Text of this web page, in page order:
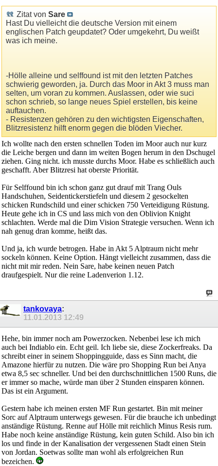
Zitat von Sare
Hast Du vielleicht die deutsche Version mit einem
englischen Patch geupdatet? Oder umgekehrt, Du weißt
was ich meine.
-Hölle alleine und selffound ist mit den letzten Patches
schwierig geworden, ja. Durch das Moor in Akt 3 muss man
selten, um voran zu kommen. Auslassen, oder wie suci
schon schrieb, so lange neues Spiel erstellen, bis keine
auftauchen.
- Resistenzen gehören zu den wichtigsten Eigenschaften,
Blitzresistenz hilft enorm gegen die blöden Viecher.
Ich wollte nach den ersten schnellen Toden im Moor auch nur kurz
die Leiche bergen und dann im weiten Bogen herum in den Dschugel
ziehen. Ging nicht. ich musste durchs Moor. Habe es schließlich auch
geschafft. Aber Blitzresi hat oberste Priorität.
Für Selffound bin ich schon ganz gut drauf mit Trang Ouls
Handschuhen, Seidentickerstiefeln und diesem 2 gesockelten
schicken Rundschild und einer schicken 750 Verteidigung Rüstung.
Heute gehe ich in CS und lass mich von den Oblivion Knight
schlachten. Werde mal die Dim Vision Strategie versuchen. Wenn ich
nah genug dran komme, heißt das.
Und ja, ich wurde betrogen. Habe in Akt 5 Alptraum nicht mehr
sockeln können. Keine Option. Hängt vielleicht zusammen, dass die
nicht mit mir reden. Nein Sare, habe keinen neuen Patch
draufgespielt. Nur die reine Ladenverion 1.12.
tankovaya:
11.01.2013 12:49
Hehe, bin immer noch am Powerzocken. Nebenbei lese ich mich
auch bei Indiablo ein. Echt geil. Ich liebe sie, diese Zockerfreaks. Da
schreibt einer in seinem Shoppingguide, dass es Sinn macht, die
Amazone hierfür zu nutzen. Die wäre pro Shopping Run bei Anya
etwa 8,5 sec schneller. Und bei den durchschnittlichen 1500 Runs, die
er immer so mache, würde man über 2 Stunden einsparen können.
Das ist ein Argument.
Gestern habe ich meinen ersten MF Run gestartet. Bin mit meiner
Sorc auf Alptraum unterwegs gewesen. Für die brauche ich unbedingt
anständige Rüstung. Renne auf Hölle mit reichlich Minus Resis rum.
Habe noch keine anständige Rüstung, kein guten Schild. Also bin ich
los und finde in der Kanalisation der vergessenen Stadt einen Stein
von Jordan. Soetwas sollte man wohl als erfolgreichen Run
bezeichen.